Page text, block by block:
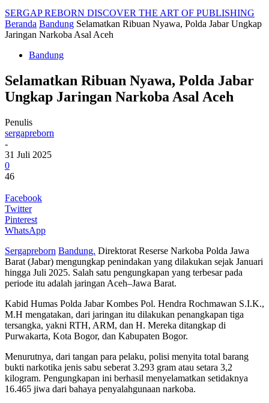
SERGAP REBORN DISCOVER THE ART OF PUBLISHING
Beranda Bandung Selamatkan Ribuan Nyawa, Polda Jabar Ungkap
Jaringan Narkoba Asal Aceh
Bandung
Selamatkan Ribuan Nyawa, Polda Jabar
Ungkap Jaringan Narkoba Asal Aceh
Penulis
sergapreborn
-
31 Juli 2025
0
46
Facebook
Twitter
Pinterest
WhatsApp
Sergapreborn Bandung. Direktorat Reserse Narkoba Polda Jawa
Barat (Jabar) mengungkap penindakan yang dilakukan sejak Januari
hingga Juli 2025. Salah satu pengungkapan yang terbesar pada
periode itu adalah jaringan Aceh–Jawa Barat.
Kabid Humas Polda Jabar Kombes Pol. Hendra Rochmawan S.I.K.,
M.H mengatakan, dari jaringan itu dilakukan penangkapan tiga
tersangka, yakni RTH, ARM, dan H. Mereka ditangkap di
Purwakarta, Kota Bogor, dan Kabupaten Bogor.
Menurutnya, dari tangan para pelaku, polisi menyita total barang
bukti narkotika jenis sabu seberat 3.293 gram atau setara 3,2
kilogram. Pengungkapan ini berhasil menyelamatkan setidaknya
16.465 jiwa dari bahaya penyalahgunaan narkoba.